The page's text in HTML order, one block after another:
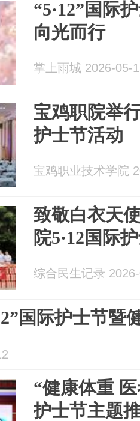
“5·12”国际
向光而行
掌上雨城 2026-05-
宝鸡职院举
护士节活动
宝鸡职业技术学院
致敬白衣天
院5·12国际
综合民生记录
国际护士节暨
“健康体重
护士节主题